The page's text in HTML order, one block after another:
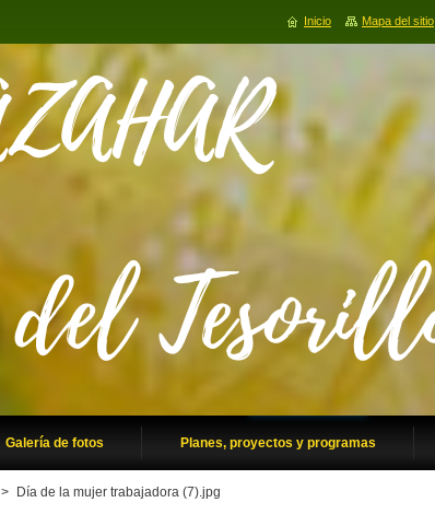
Galería de fotos Planes, proyectos y programas
> Día de la mujer trabajadora (7).jpg
Inicio Mapa del sitio